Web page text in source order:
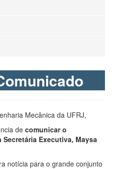
Mecânica da UFRJ,
de comunicar o
Executiva, Maysa
notícia para o grande conjunto